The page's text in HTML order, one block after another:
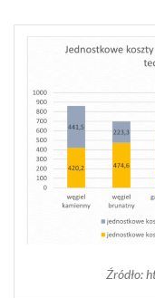
Źródło: